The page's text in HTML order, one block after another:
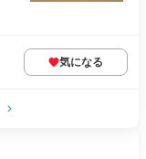
気になる